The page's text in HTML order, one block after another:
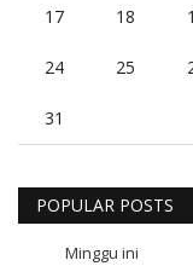
17 18
24 25
31
POPULAR POSTS
Minggu ini